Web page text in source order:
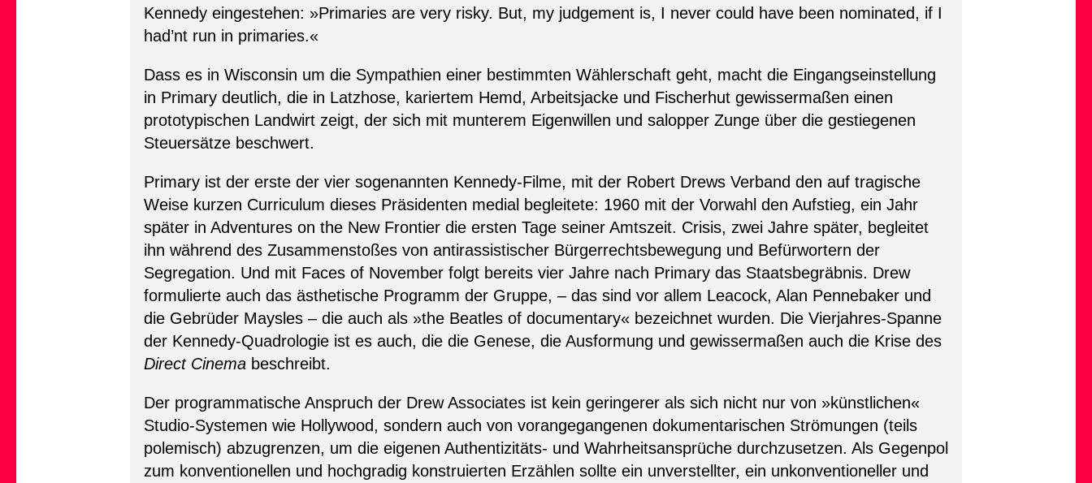
Kennedy eingestehen: »Primaries are very risky. But, my judgement is, I never could have been nominated, if I
had’nt run in primaries.«
Dass es in Wisconsin um die Sympathien einer bestimmten Wählerschaft geht, macht die Eingangseinstellung
in Primary deutlich, die in Latzhose, kariertem Hemd, Arbeitsjacke und Fischerhut gewissermaßen einen
prototypischen Landwirt zeigt, der sich mit munterem Eigenwillen und salopper Zunge über die gestiegenen
Steuersätze beschwert.
Primary ist der erste der vier sogenannten Kennedy-Filme, mit der Robert Drews Verband den auf tragische
Weise kurzen Curriculum dieses Präsidenten medial begleitete: 1960 mit der Vorwahl den Aufstieg, ein Jahr
später in Adventures on the New Frontier die ersten Tage seiner Amtszeit. Crisis, zwei Jahre später, begleitet
ihn während des Zusammenstoßes von antirassistischer Bürgerrechtsbewegung und Befürwortern der
Segregation. Und mit Faces of November folgt bereits vier Jahre nach Primary das Staatsbegräbnis. Drew
formulierte auch das ästhetische Programm der Gruppe, – das sind vor allem Leacock, Alan Pennebaker und
die Gebrüder Maysles – die auch als »the Beatles of documentary« bezeichnet wurden. Die Vierjahres-Spanne
der Kennedy-Quadrologie ist es auch, die die Genese, die Ausformung und gewissermaßen auch die Krise des
Direct Cinema beschreibt.
Der programmatische Anspruch der Drew Associates ist kein geringerer als sich nicht nur von »künstlichen«
Studio-Systemen wie Hollywood, sondern auch von vorangegangenen dokumentarischen Strömungen (teils
polemisch) abzugrenzen, um die eigenen Authentizitäts- und Wahrheitsansprüche durchzusetzen. Als Gegenpol
zum konventionellen und hochgradig konstruierten Erzählen sollte ein unverstellter, ein unkonventioneller und